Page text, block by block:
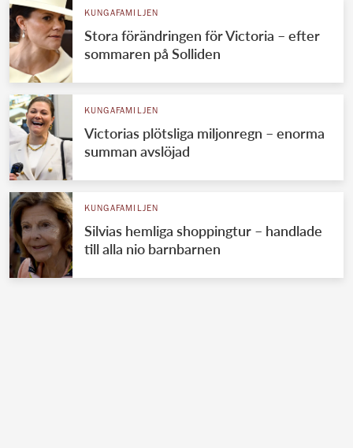
KUNGAFAMILJEN
Stora förändringen för Victoria – efter
sommaren på Solliden
KUNGAFAMILJEN
Victorias plötsliga miljonregn – enorma
summan avslöjad
KUNGAFAMILJEN
Silvias hemliga shoppingtur – handlade
till alla nio barnbarnen